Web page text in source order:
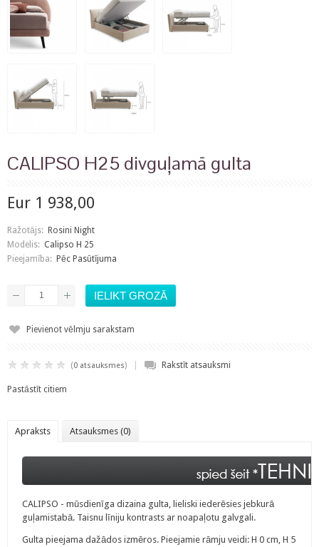
CALIPSO H25 divguļamā gulta
Eur 1 938,00
Ražotājs:
Rosini Night
Modelis: Calipso H 25
Pieejamība: Pēc Pasūtījuma
Pievienot vēlmju sarakstam
(0 atsauksmes) Rakstīt atsauksmi
Pastāstīt citiem
Apraksts Atsauksmes (0)
CALIPSO - mūsdienīga dizaina gulta, lieliski iederēsies jebkurā
guļamistabā. Taisnu līniju kontrasts ar noapaļotu galvgali.
Gulta pieejama dažādos izmēros. Pieejamie rāmju veidi: H 0 cm, H 5